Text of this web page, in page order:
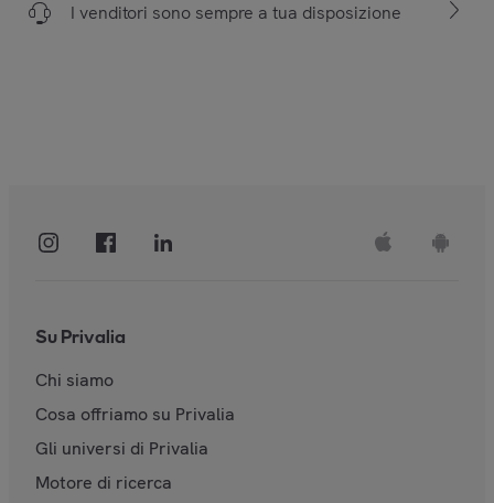
I venditori sono sempre a tua disposizione
Su Privalia
Chi siamo
Cosa offriamo su Privalia
Gli universi di Privalia
Motore di ricerca